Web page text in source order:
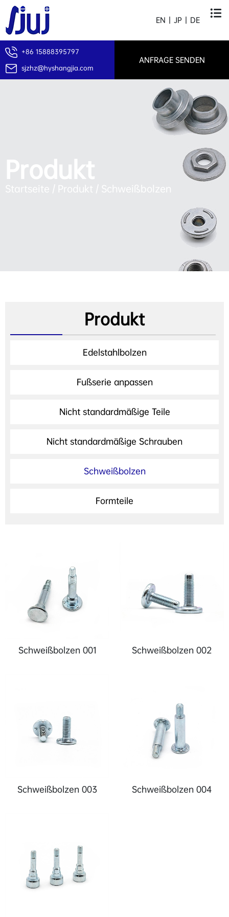
EN | JP | DE
+86 15888395797
sjzhz@hyshangjia.com
ANFRAGE SENDEN
Produkt
Startseite / Produkt / Schweißbolzen
Produkt
Edelstahlbolzen
Fußserie anpassen
Nicht standardmäßige Teile
Nicht standardmäßige Schrauben
Schweißbolzen
Formteile
Schweißbolzen 001 Schweißbolzen 002
Schweißbolzen 003 Schweißbolzen 004